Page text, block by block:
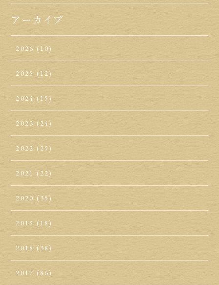
アーカイブ
2026 (10)
2025 (12)
2024 (15)
2023 (24)
2022 (29)
2021 (22)
2020 (35)
2019 (18)
2018 (38)
2017 (86)